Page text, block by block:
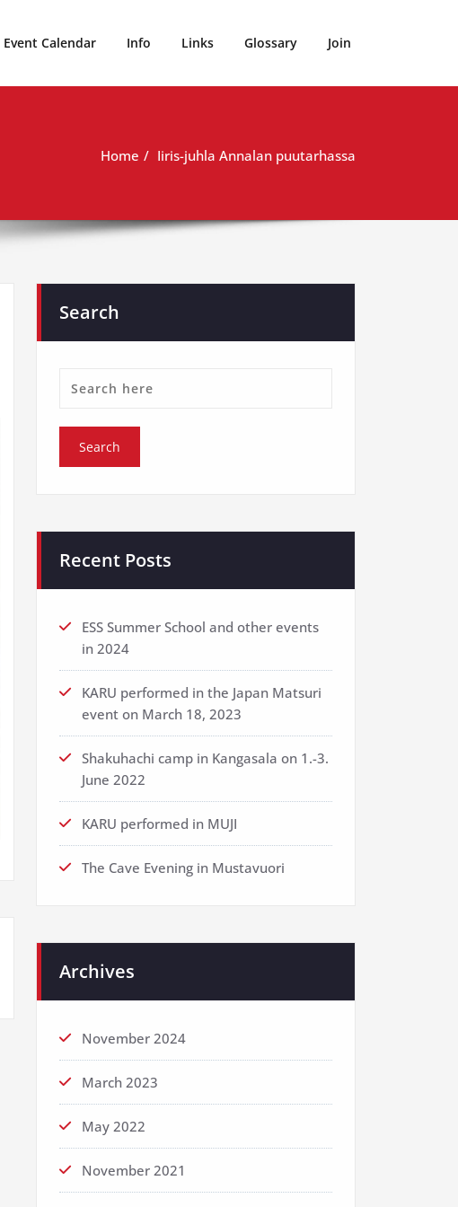
Event Calendar Info Links Glossary Join
Home Iiris-juhla Annalan puutarhassa
Search
Recent Posts
ESS Summer School and other events
in 2024
KARU performed in the Japan Matsuri
event on March 18, 2023
Shakuhachi camp in Kangasala on 1.-3.
June 2022
KARU performed in MUJI
The Cave Evening in Mustavuori
Archives
November 2024
March 2023
May 2022
November 2021